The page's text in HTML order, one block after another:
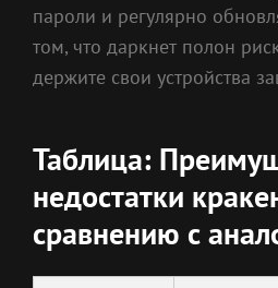
пароли и регулярно
том, что даркнет полон
держите свои устройства
Таблица:
недостатки
сравнению с